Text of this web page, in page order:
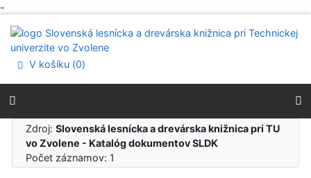
-
Prejsť na menu
Prehlásenie o webovej prístupnosti
V košíku (0)
Zdroj:Slovenská lesnícka a drevárska knižnica pri TU
vo Zvolene - Katalóg dokumentov SLDK
Počet záznamov: 1